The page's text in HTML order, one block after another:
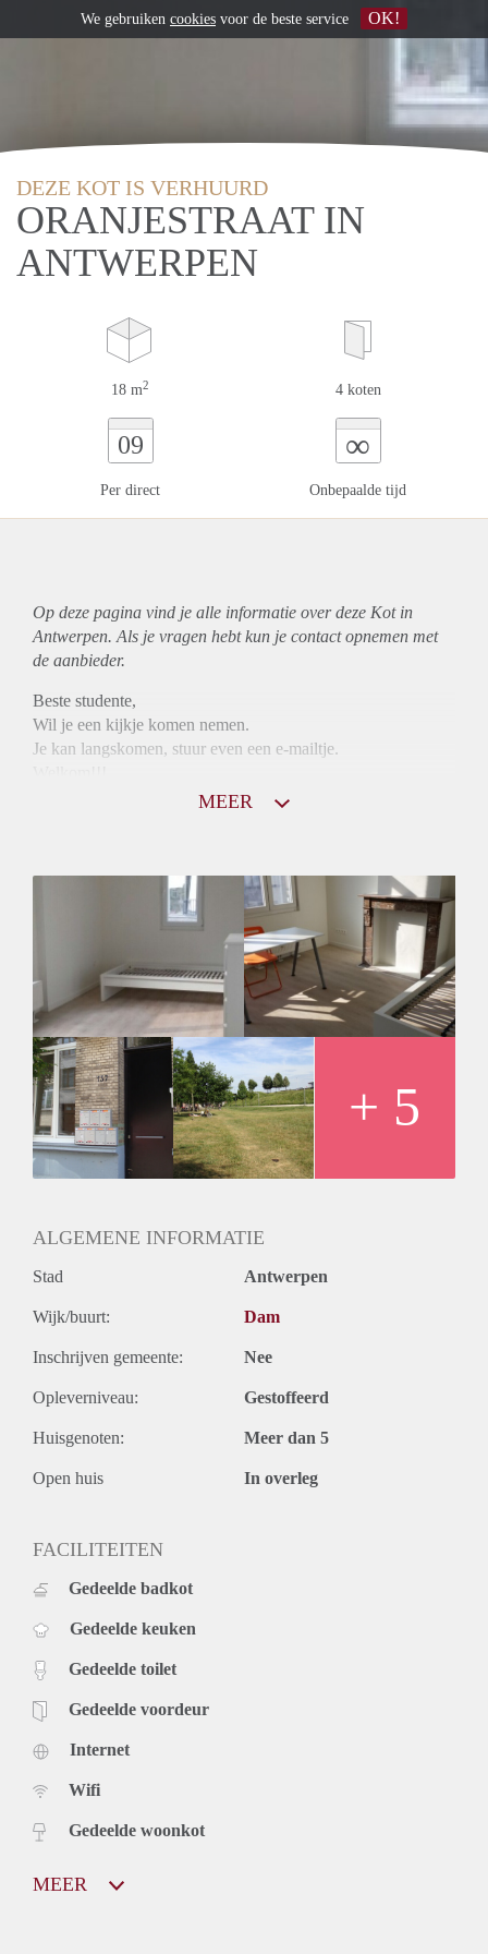
DEZE KOT IS VERHUURD
ORANJESTRAAT IN
ANTWERPEN
18 m2 4 koten
09
Per direct
∞
Onbepaalde tijd
Op deze pagina vind je alle informatie over deze Kot in
Antwerpen. Als je vragen hebt kun je contact opnemen met
de aanbieder.
Beste studente,
Wil je een kijkje komen nemen.
Je kan langskomen, stuur even een e-mailtje.
MEER
+ 5
ALGEMENE INFORMATIE
Stad Antwerpen
Wijk/buurt: Dam
Inschrijven gemeente: Nee
Opleverniveau: Gestoffeerd
Huisgenoten: Meer dan 5
Open huis In overleg
FACILITEITEN
Gedeelde badkot
Gedeelde keuken
Gedeelde toilet
Gedeelde voordeur
Internet
Wifi
Gedeelde woonkot
MEER
We gebruiken cookies voor de beste service OK!